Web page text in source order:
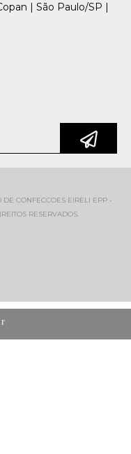
| São Paulo/SP |
CONFECCOES EIRELI EPP -
RESERVADOS.